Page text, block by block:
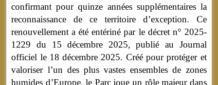
confirmant pour quinze années supplémentaires la
reconnaissance de ce territoire d’exception. Ce
renouvellement a été entériné par le décret n° 2025-
1229 du 15 décembre 2025, publié au Journal
officiel le 18 décembre 2025. Créé pour protéger et
valoriser l’un des plus vastes ensembles de zones
humides d’Europe, le Parc joue un rôle majeur dans